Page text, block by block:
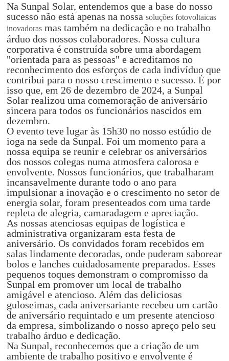
Na Sunpal Solar, entendemos que a base do nosso
sucesso não está apenas na nossasoluções fotovoltaicas
inovadoras mas também na dedicação e no trabalho
árduo dos nossos colaboradores. Nossa cultura
corporativa é construída sobre uma abordagem
"orientada para as pessoas" e acreditamos no
reconhecimento dos esforços de cada indivíduo que
contribui para o nosso crescimento e sucesso. É por
isso que, em 26 de dezembro de 2024, a Sunpal
Solar realizou uma comemoração de aniversário
sincera para todos os funcionários nascidos em
dezembro.
O evento teve lugar às 15h30 no nosso estúdio de
ioga na sede da Sunpal. Foi um momento para a
nossa equipa se reunir e celebrar os aniversários
dos nossos colegas numa atmosfera calorosa e
envolvente. Nossos funcionários, que trabalharam
incansavelmente durante todo o ano para
impulsionar a inovação e o crescimento no setor de
energia solar, foram presenteados com uma tarde
repleta de alegria, camaradagem e apreciação.
As nossas atenciosas equipas de logística e
administrativa organizaram esta festa de
aniversário. Os convidados foram recebidos em
salas lindamente decoradas, onde puderam saborear
bolos e lanches cuidadosamente preparados. Esses
pequenos toques demonstram o compromisso da
Sunpal em promover um local de trabalho
amigável e atencioso. Além das deliciosas
guloseimas, cada aniversariante recebeu um cartão
de aniversário requintado e um presente atencioso
da empresa, simbolizando o nosso apreço pelo seu
trabalho árduo e dedicação.
Na Sunpal, reconhecemos que a criação de um
ambiente de trabalho positivo e envolvente é